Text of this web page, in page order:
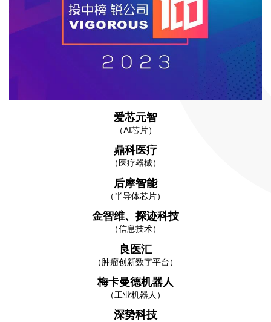
爱芯元智
（AI芯片）
鼎科医疗
（医疗器械）
后摩智能
（半导体芯片）
金智维、探迹科技
（信息技术）
良医汇
（肿瘤创新数字平台）
梅卡曼德机器人
（工业机器人）
深势科技